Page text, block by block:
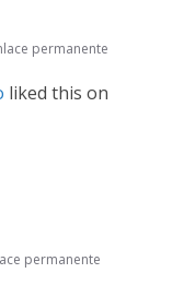
permanente
liked this on
permanente